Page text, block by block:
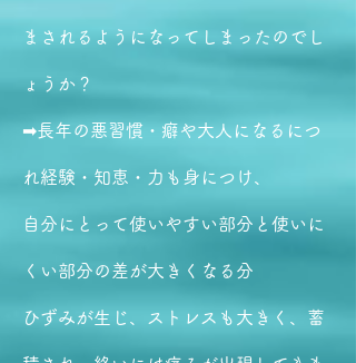
まされるようになってしまったのでし
ょうか？
➡長年の悪習慣・癖や大人になるにつ
れ経験・知恵・力も身につけ、
自分にとって使いやすい部分と使いに
くい部分の差が大きくなる分
ひずみが生じ、ストレスも大きく、蓄